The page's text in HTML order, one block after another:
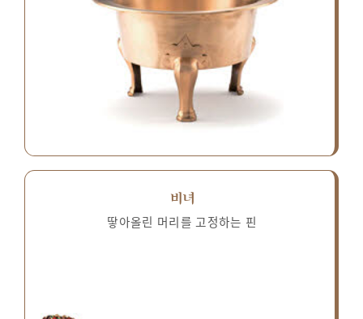
비녀
땋아올린 머리를 고정하는 핀